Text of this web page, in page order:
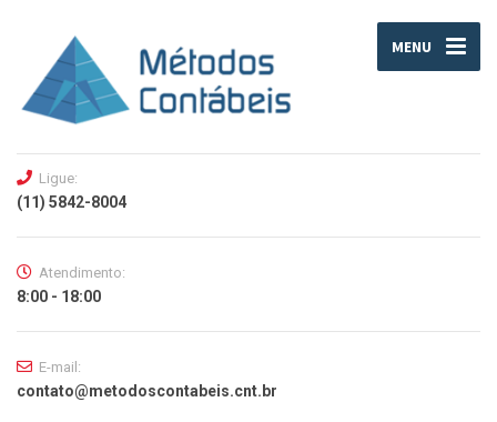
MENU
Ligue:
(11) 5842-8004
Atendimento:
8:00 - 18:00
E-mail:
contato@metodoscontabeis.cnt.br